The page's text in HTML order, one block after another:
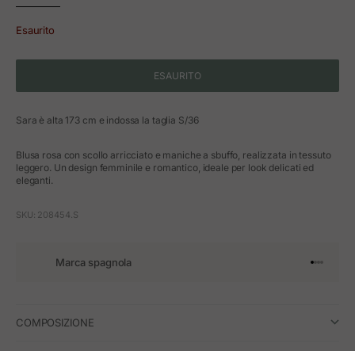
Esaurito
ESAURITO
Sara è alta 173 cm e indossa la taglia S/36
Blusa rosa con scollo arricciato e maniche a sbuffo, realizzata in tessuto
leggero. Un design femminile e romantico, ideale per look delicati ed
eleganti.
SKU: 208454.S
Marca spagnola Vai
Vai
Vai
Vai
COMPOSIZIONE